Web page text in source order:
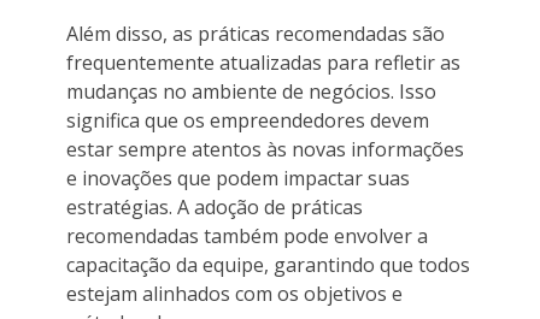
Além disso, as práticas recomendadas são
frequentemente atualizadas para refletir as
mudanças no ambiente de negócios. Isso
significa que os empreendedores devem
estar sempre atentos às novas informações
e inovações que podem impactar suas
estratégias. A adoção de práticas
recomendadas também pode envolver a
capacitação da equipe, garantindo que todos
estejam alinhados com os objetivos e